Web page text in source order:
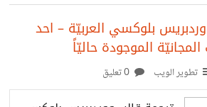
في الكتيّب طبعاً.
بلوكسي العربيّة – احد
الموجودة حاليّاً
تطوير الويب